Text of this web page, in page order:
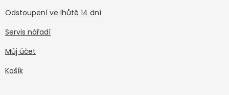
Odstoupení ve lhůtě 14 dní
Servis nářadí
Můj účet
Košík